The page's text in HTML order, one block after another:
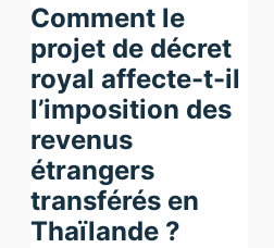
Comment le
projet de décret
royal affecte-t-il
l’imposition des
revenus
étrangers
transférés en
Thaïlande ?